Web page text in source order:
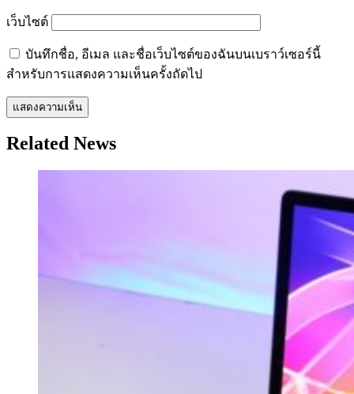
เว็บไซต์
บันทึกชื่อ, อีเมล และชื่อเว็บไซต์ของฉันบนเบราว์เซอร์นี้
สำหรับการแสดงความเห็นครั้งถัดไป
Related News